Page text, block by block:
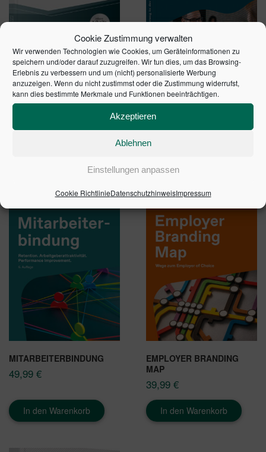
Cookie Zustimmung verwalten
Wir verwenden Technologien wie Cookies, um Geräteinformationen zu
speichern und/oder darauf zuzugreifen. Wir tun dies, um das Browsing-
Erlebnis zu verbessern und um (nicht) personalisierte Werbung
anzuzeigen. Wenn du nicht zustimmst oder die Zustimmung widerrufst,
kann dies bestimmte Merkmale und Funktionen beeinträchtigen.
Akzeptieren
Ablehnen
Einstellungen anpassen
Cookie RichtlinieDatenschutzhinweisImpressum
BETRIEBE GESUND
MANAGEN – INKL.
44,95€
MITARBEITERFÜHRUNG IN
DER STEUERKANZLEI
44,95
MITARBEITERBINDUNG
49,99 €
In den Warenkorb
EMPLOYER BRANDING
MAP
39,99 €
In den Warenkorb